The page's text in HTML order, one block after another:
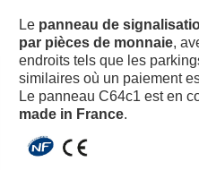
Le panneau de
par pièces de monnaie,
endroits tels que les
similaires où un paiement
Le panneau C64c1 est en
made in France.